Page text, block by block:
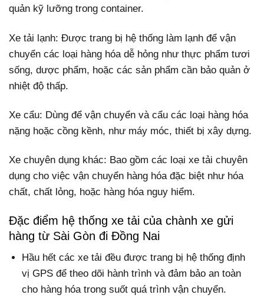
quản kỹ lưỡng trong container.
Xe tải lạnh: Được trang bị hệ thống làm lạnh để vận
chuyển các loại hàng hóa dễ hỏng như thực phẩm tươi
sống, dược phẩm, hoặc các sản phẩm cần bảo quản ở
nhiệt độ thấp.
Xe cẩu: Dùng để vận chuyển và cẩu các loại hàng hóa
nặng hoặc cồng kềnh, như máy móc, thiết bị xây dựng.
Xe chuyên dụng khác: Bao gồm các loại xe tải chuyên
dụng cho việc vận chuyển hàng hóa đặc biệt như hóa
chất, chất lỏng, hoặc hàng hóa nguy hiểm.
Đặc điểm hệ thống xe tải của chành xe gửi
hàng từ Sài Gòn đi Đồng Nai
Hầu hết các xe tải đều được trang bị hệ thống định
vị GPS để theo dõi hành trình và đảm bảo an toàn
cho hàng hóa trong suốt quá trình vận chuyển.